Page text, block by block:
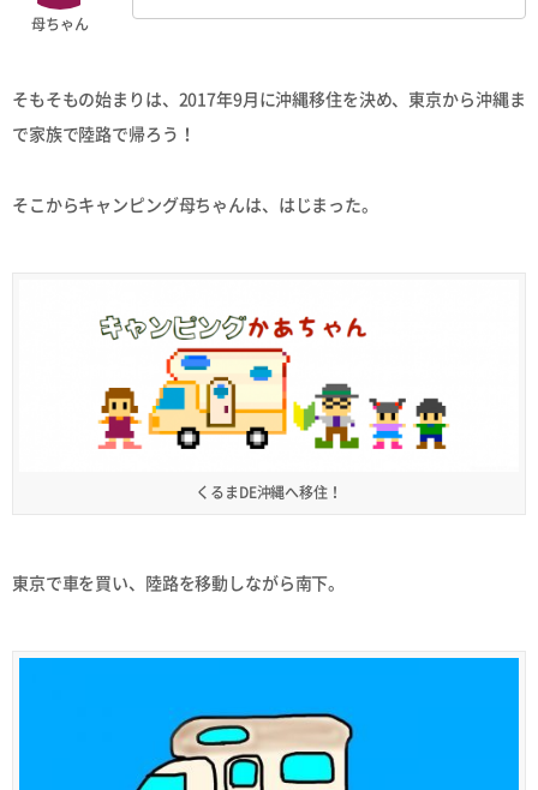
母ちゃん
そもそもの始まりは、2017年9月に沖縄移住を決め、東京から沖縄ま
で家族で陸路で帰ろう！
そこからキャンピング母ちゃんは、はじまった。
くるまDE沖縄へ移住！
東京で車を買い、陸路を移動しながら南下。